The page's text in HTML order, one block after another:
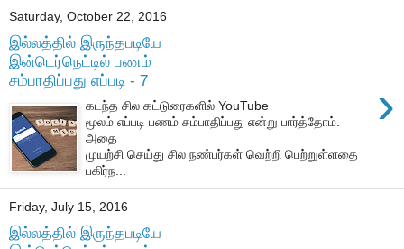
Saturday, October 22, 2016
இல்லத்தில் இருந்தபடியே
இன்டெர்நெட்டில் பணம்
சம்பாதிப்பது எப்படி - 7
›
கடந்த சில கட்டுரைகளில் YouTube
மூலம் எப்படி பணம் சம்பாதிப்பது என்று பார்த்தோம்.
அதை
முயற்சி செய்து சில நண்பர்கள் வெற்றி பெற்றுள்ளதை
பகிர்ந...
Friday, July 15, 2016
இல்லத்தில் இருந்தபடியே